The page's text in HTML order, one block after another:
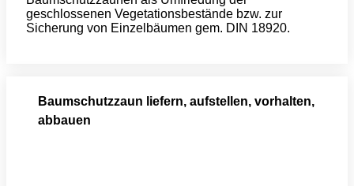
geschlossenen Vegetationsbestände bzw. zur
Sicherung von Einzelbäumen gem. DIN 18920.
Baumschutzzaun liefern, aufstellen, vorhalten,
abbauen